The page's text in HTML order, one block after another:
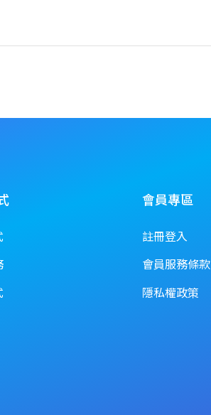
02-2358-7968
會員專區
註冊登入
會員服務條款
隱私權政策